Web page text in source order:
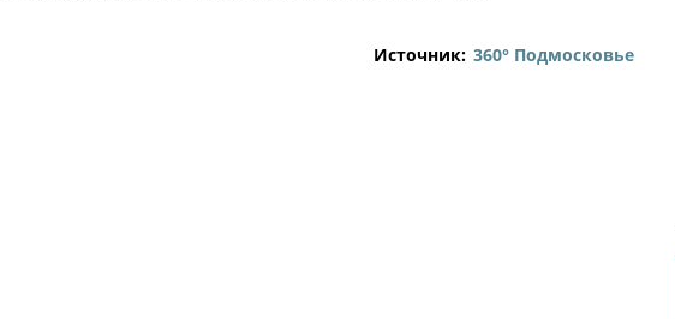
Источник: 360° Подмосковье